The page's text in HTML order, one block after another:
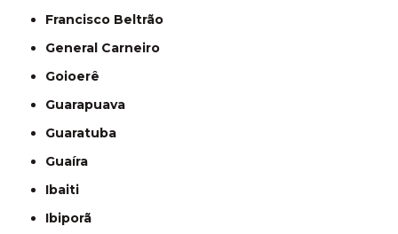
Francisco Beltrão
General Carneiro
Goioerê
Guarapuava
Guaratuba
Guaíra
Ibaiti
Ibiporã